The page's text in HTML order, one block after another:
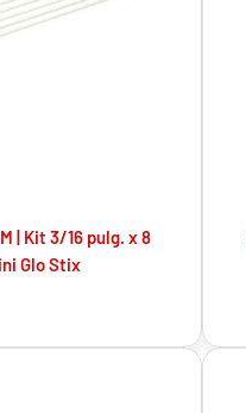
| Kit 3/16 pulg. x 8
Glo Stix